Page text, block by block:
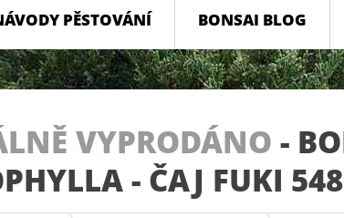
PĚSTOVÁNÍ BONSAI BLOG
VYPRODÁNO -
- ČAJ FUKI 548